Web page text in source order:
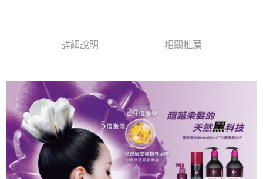
上海商業儲蓄銀行
台北富邦商業銀行
匯豐（台灣）商業銀行
聯邦商業銀行
遠東國際商業銀行
元大商業銀行
永豐商業銀行
玉山商業銀行
星展（台灣）商業銀行
台新國際商業銀行
中國信託商業銀行
台灣樂天信用卡公司
街口支付
悠遊付
Google Pay
大哥付你分期
相關說明
詳細說明 相關推薦